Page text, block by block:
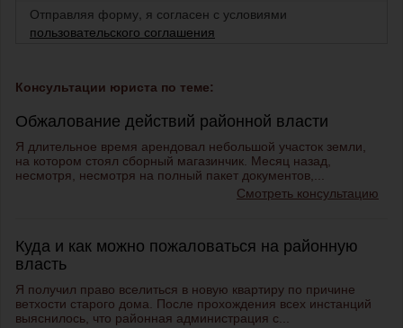
Отправляя форму, я согласен с условиями
пользовательского соглашения
Консультации юриста по теме:
Обжалование действий районной власти
Я длительное время арендовал небольшой участок земли,
на котором стоял сборный магазинчик. Месяц назад,
несмотря, несмотря на полный пакет документов,...
Смотреть консультацию
Куда и как можно пожаловаться на районную
власть
Я получил право вселиться в новую квартиру по причине
ветхости старого дома. После прохождения всех инстанций
выяснилось, что районная администрация с...